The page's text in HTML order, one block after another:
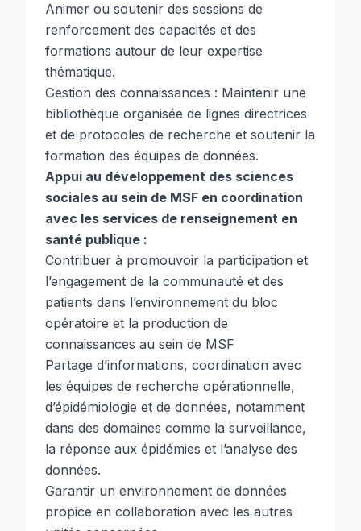
Animer ou soutenir des sessions de
renforcement des capacités et des
formations autour de leur expertise
thématique.
Gestion des connaissances : Maintenir une
bibliothèque organisée de lignes directrices
et de protocoles de recherche et soutenir la
formation des équipes de données.
Appui au développement des sciences
sociales au sein de MSF en coordination
avec les services de renseignement en
santé publique :
Contribuer à promouvoir la participation et
l’engagement de la communauté et des
patients dans l’environnement du bloc
opératoire et la production de
connaissances au sein de MSF
Partage d’informations, coordination avec
les équipes de recherche opérationnelle,
d’épidémiologie et de données, notamment
dans des domaines comme la surveillance,
la réponse aux épidémies et l’analyse des
données.
Garantir un environnement de données
propice en collaboration avec les autres